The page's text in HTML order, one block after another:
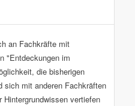
an Fachkräfte mit
"Entdeckungen im
die bisherigen
sich mit anderen Fachkräften
vertiefen